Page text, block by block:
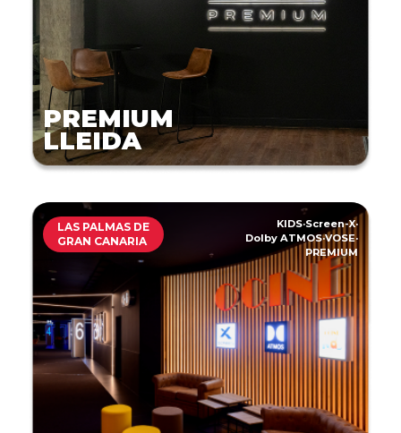
PREMIUM
LLEIDA
LAS PALMAS DE
GRAN CANARIA
KIDS·Screen-X·
Dolby ATMOS·VOSE·
PREMIUM